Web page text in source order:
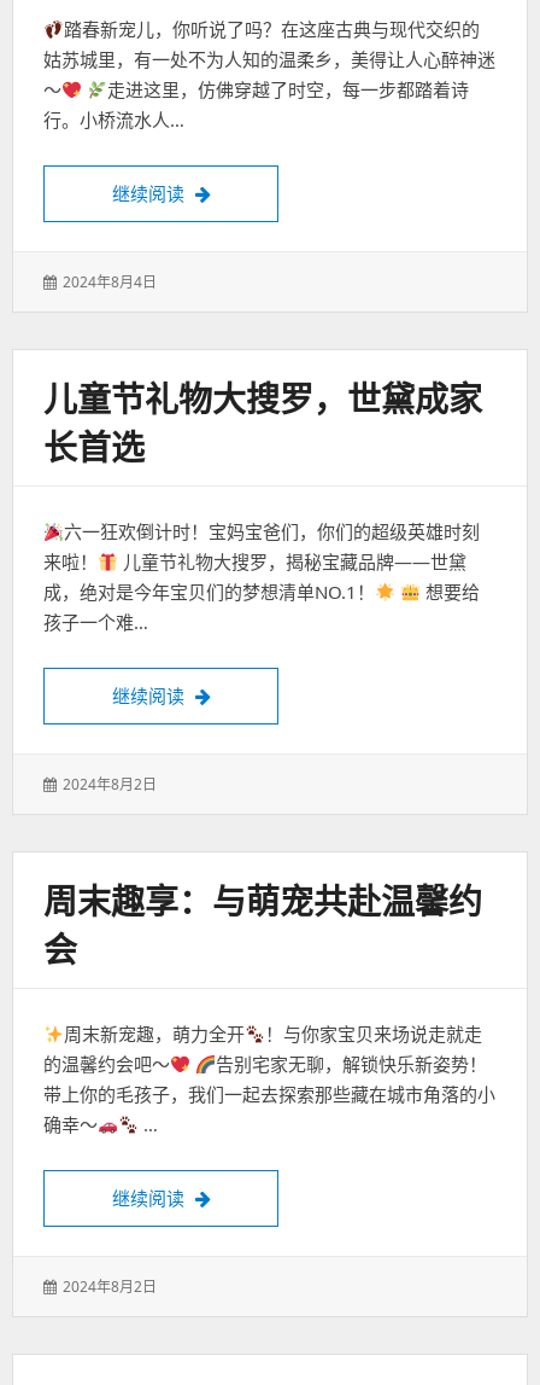
踏春新宠儿，你听说了吗？在这座古典与现代交织的
姑苏城里，有一处不为人知的温柔乡，美得让人心醉神迷
～
走进这里，仿佛穿越了时空，每一步都踏着诗
行。小桥流水人…
继续阅读 苏州里，竟藏了个比西山漾还让人心动的仙
发
2024年8月4日
儿童节礼物大搜罗，世黛成家
长首选
六一狂欢倒计时！宝妈宝爸们，你们的超级英雄时刻
来啦！
儿童节礼物大搜罗，揭秘宝藏品牌——世黛
成，绝对是今年宝贝们的梦想清单NO.1！
想要给
孩子一个难…
继续阅读 儿童节礼物大搜罗，世黛成家长首选
发
2024年8月2日
周末趣享：与萌宠共赴温馨约
会
周末新宠趣，萌力全开
！与你家宝贝来场说走就走
的温馨约会吧～
告别宅家无聊，解锁快乐新姿势！
带上你的毛孩子，我们一起去探索那些藏在城市角落的小
确幸～
…
继续阅读 周末趣享：与萌宠共赴温馨约会
发
2024年8月2日